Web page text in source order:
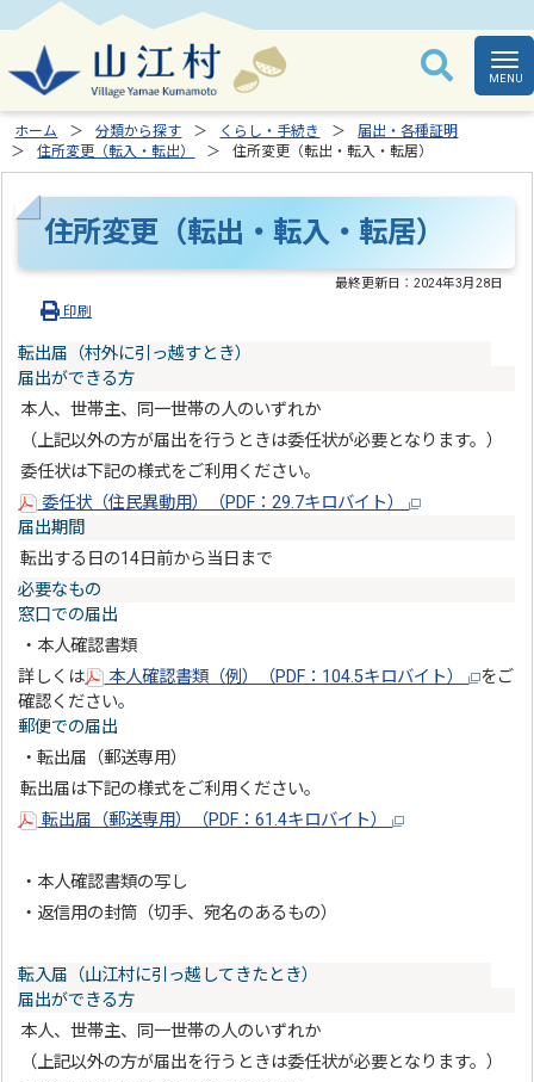
ホーム 分類から探す くらし・手続き
届出・各種証明
住所変更（転入・転出）
住所変更（転出・転入・転居）
住所変更（転出・転入・転居）
最終更新日：2024年3月28日
印刷
転出届（村外に引っ越すとき）
届出ができる方
本人、世帯主、同一世帯の人のいずれか
（上記以外の方が届出を行うときは委任状が必要となります。）
委任状は下記の様式をご利用ください。
委任状（住民異動用）（PDF：29.7キロバイト）
届出期間
転出する日の14日前から当日まで
必要なもの
窓口での届出
・本人確認書類
詳しくは
本人確認書類（例）（PDF：104.5キロバイト）
をご
確認ください。
郵便での届出
・転出届（郵送専用）
転出届は下記の様式をご利用ください。
転出届（郵送専用）（PDF：61.4キロバイト）
・本人確認書類の写し
・返信用の封筒（切手、宛名のあるもの）
転入届（山江村に引っ越してきたとき）
届出ができる方
本人、世帯主、同一世帯の人のいずれか
（上記以外の方が届出を行うときは委任状が必要となります。）